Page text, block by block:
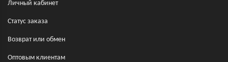
Личный кабинет
Статус заказа
Возврат или обмен
Оптовым клиентам